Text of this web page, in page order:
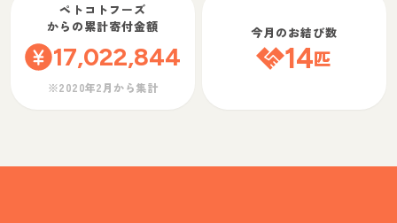
ペトコトフーズ
からの累計寄付金額
17,022,844
※2020年2月から集計
今月のお結び数
14匹